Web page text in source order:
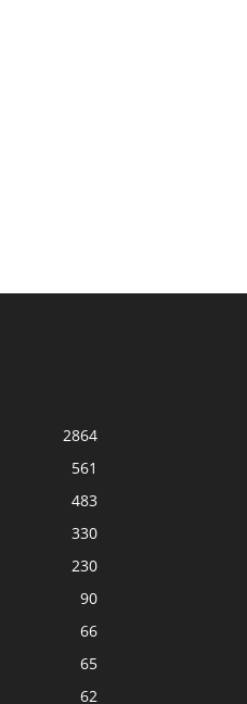
2864
561
483
330
230
90
66
65
62